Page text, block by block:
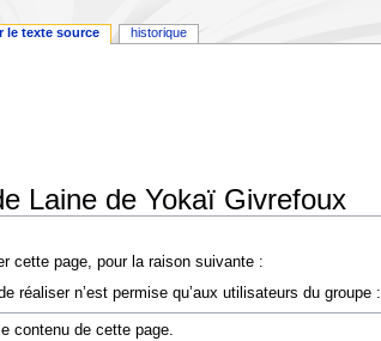
Laine de Yokaï Givrefoux
cette page, pour la raison suivante :
réaliser n’est permise qu’aux utilisateurs du groupe :
contenu de cette page.
le texte source historique